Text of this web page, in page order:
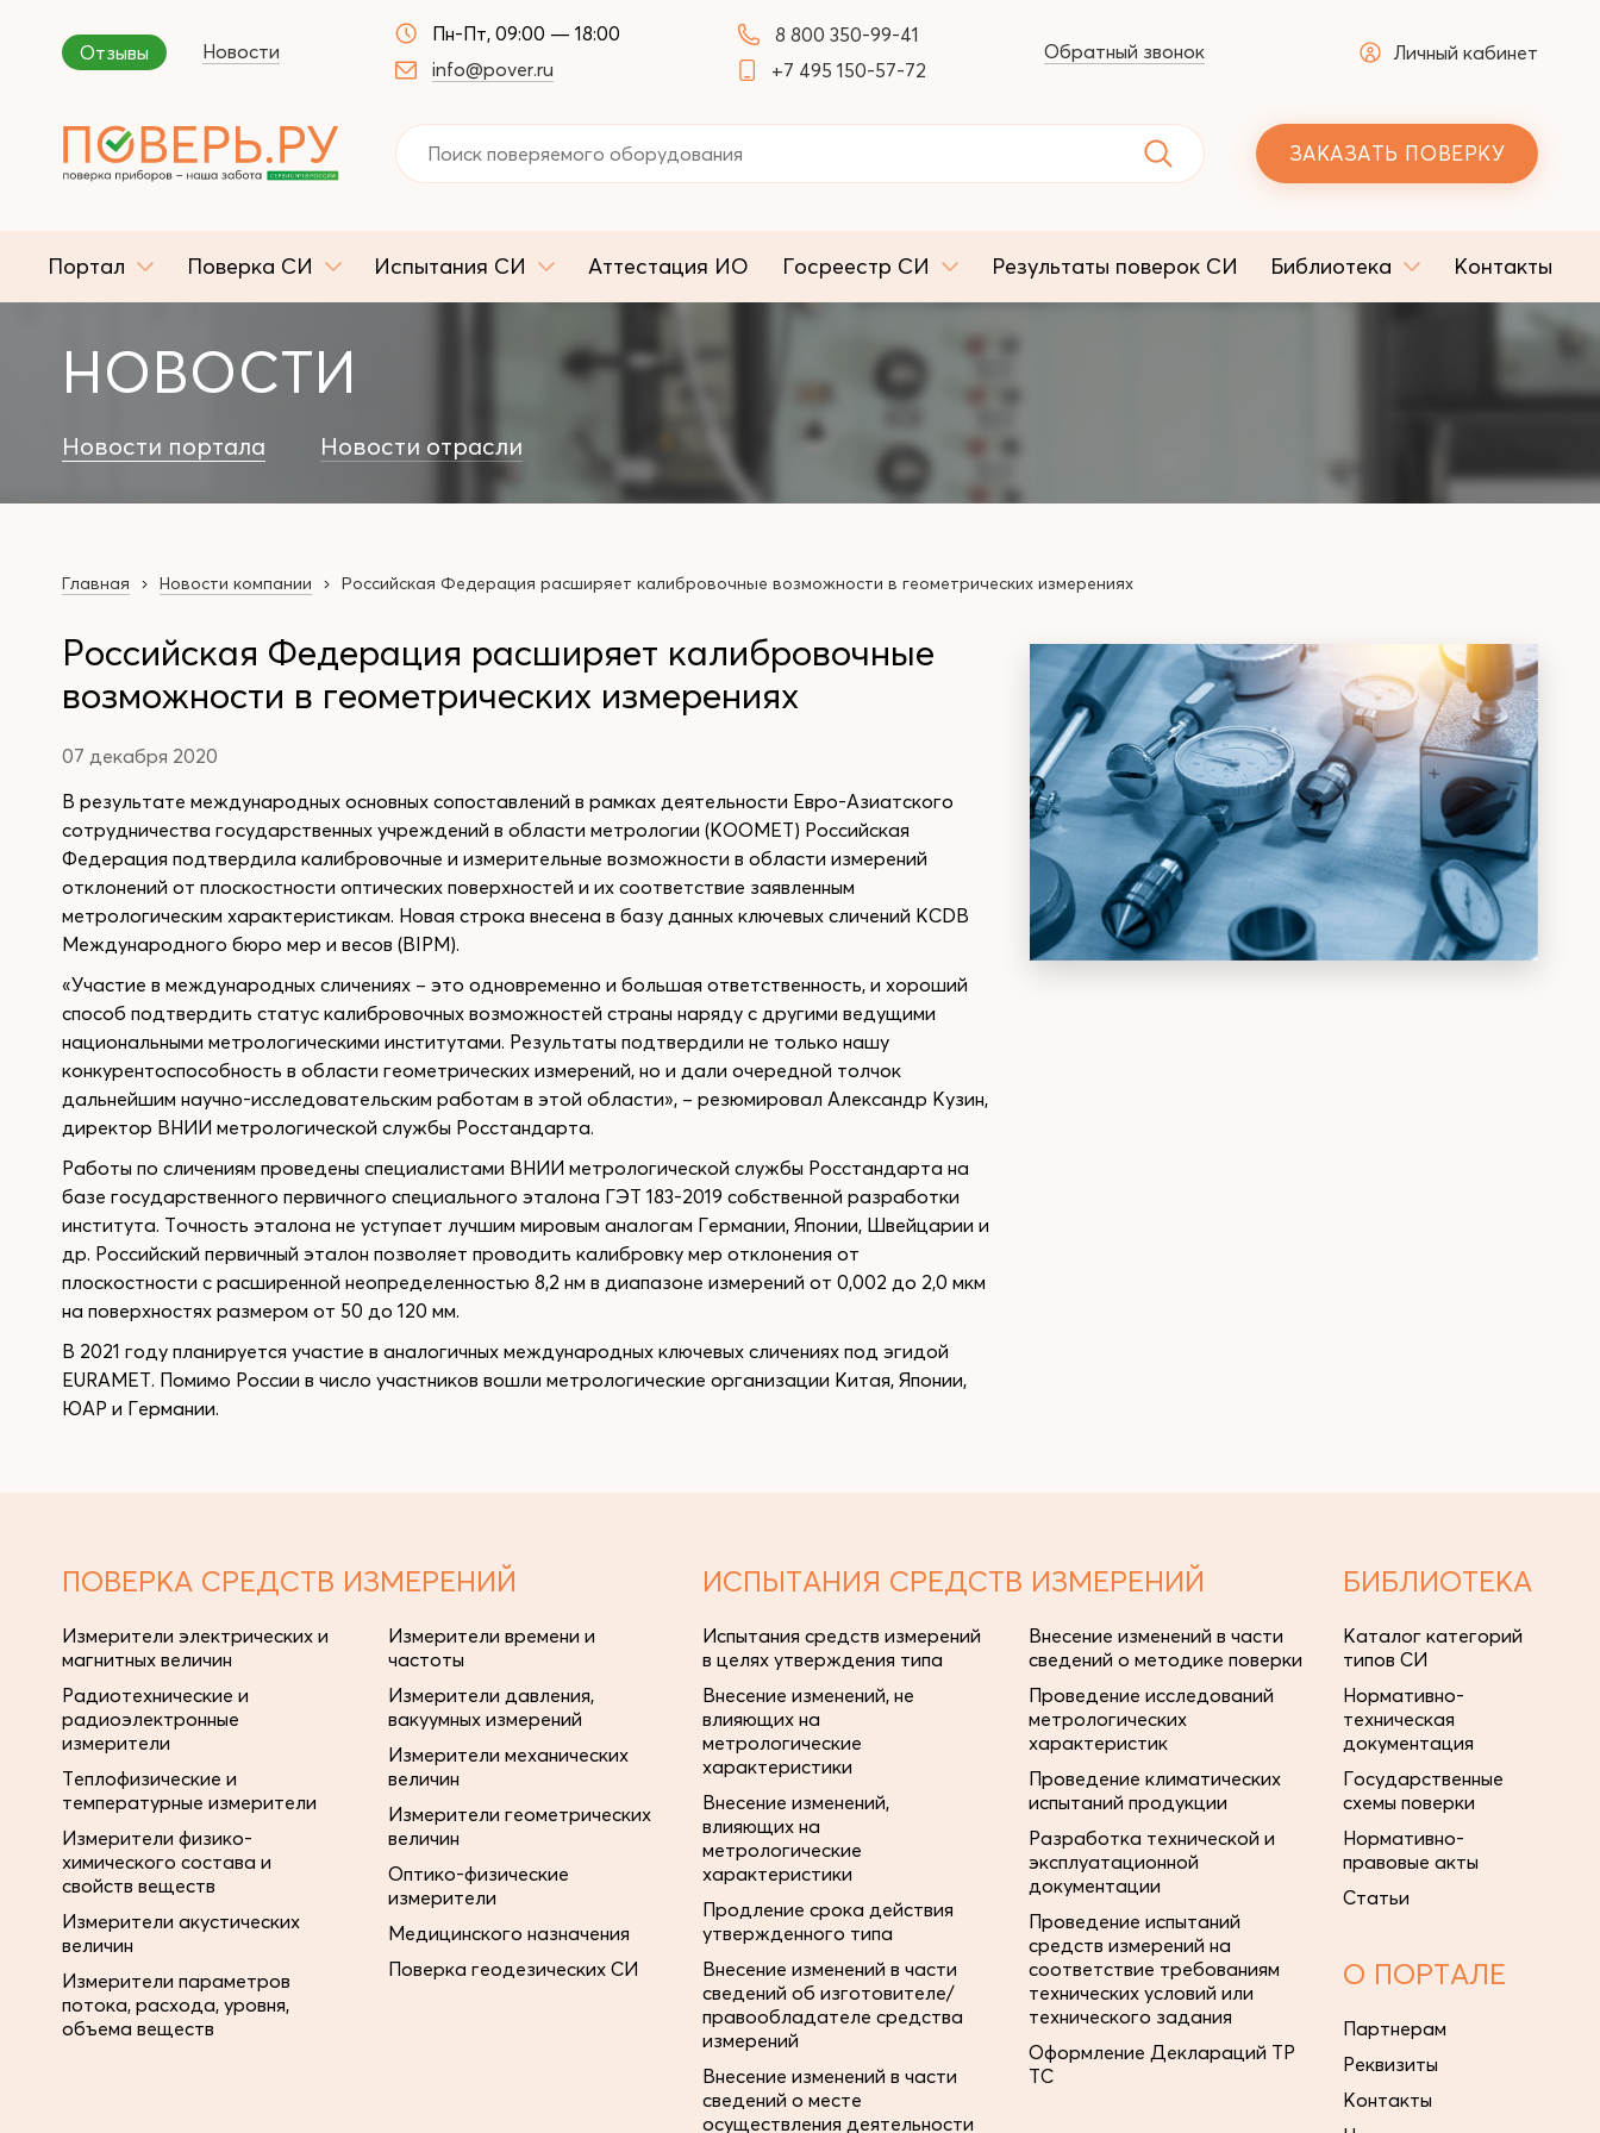
Отзывы Новости
Пн-Пт, 09:00 — 18:00
info@pover.ru
8 800 350-99-41
+7 495 150-57-72
Обратный звонок Личный кабинет
ЗАКАЗАТЬ ПОВЕРКУ
Портал Поверка СИ Испытания СИ Аттестация ИО Госреестр СИ Результаты поверок СИ Библиотека Контакты
НОВОСТИ
Новости портала Новости отрасли
Главная Новости компании Российская Федерация расширяет калибровочные возможности в геометрических измерениях
Российская Федерация расширяет калибровочные
возможности в геометрических измерениях
07 декабря 2020
В результате международных основных сопоставлений в рамках деятельности Евро-Азиатского
сотрудничества государственных учреждений в области метрологии (КООМЕТ) Российская
Федерация подтвердила калибровочные и измерительные возможности в области измерений
отклонений от плоскостности оптических поверхностей и их соответствие заявленным
метрологическим характеристикам. Новая строка внесена в базу данных ключевых сличений KCDB
Международного бюро мер и весов (BIPM).
«Участие в международных сличениях – это одновременно и большая ответственность, и хороший
способ подтвердить статус калибровочных возможностей страны наряду с другими ведущими
национальными метрологическими институтами. Результаты подтвердили не только нашу
конкурентоспособность в области геометрических измерений, но и дали очередной толчок
дальнейшим научно-исследовательским работам в этой области», – резюмировал Александр Кузин,
директор ВНИИ метрологической службы Росстандарта.
Работы по сличениям проведены специалистами ВНИИ метрологической службы Росстандарта на
базе государственного первичного специального эталона ГЭТ 183-2019 собственной разработки
института. Точность эталона не уступает лучшим мировым аналогам Германии, Японии, Швейцарии и
др. Российский первичный эталон позволяет проводить калибровку мер отклонения от
плоскостности с расширенной неопределенностью 8,2 нм в диапазоне измерений от 0,002 до 2,0 мкм
на поверхностях размером от 50 до 120 мм.
В 2021 году планируется участие в аналогичных международных ключевых сличениях под эгидой
EURAMET. Помимо России в число участников вошли метрологические организации Китая, Японии,
ЮАР и Германии.
ПОВЕРКА СРЕДСТВ ИЗМЕРЕНИЙ
Измерители электрических и
магнитных величин
Радиотехнические и
радиоэлектронные
измерители
Теплофизические и
температурные измерители
Измерители физико-
химического состава и
свойств веществ
Измерители акустических
величин
Измерители параметров
потока, расхода, уровня,
объема веществ
Измерители времени и
частоты
Измерители давления,
вакуумных измерений
Измерители механических
величин
Измерители геометрических
величин
Оптико-физические
измерители
Медицинского назначения
Поверка геодезических СИ
ИСПЫТАНИЯ СРЕДСТВ ИЗМЕРЕНИЙ
Испытания средств измерений
в целях утверждения типа
Внесение изменений, не
влияющих на
метрологические
характеристики
Внесение изменений,
влияющих на
метрологические
характеристики
Продление срока действия
утвержденного типа
Внесение изменений в части
сведений об изготовителе/
правообладателе средства
измерений
Внесение изменений в части
сведений о месте
осуществления деятельности
Внесение изменений в части
сведений о методике поверки
Проведение исследований
метрологических
характеристик
Проведение климатических
испытаний продукции
Разработка технической и
эксплуатационной
документации
Проведение испытаний
средств измерений на
соответствие требованиям
технических условий или
технического задания
Оформление Деклараций ТР
ТС
БИБЛИОТЕКА
Каталог категорий
типов СИ
Нормативно-
техническая
документация
Государственные
схемы поверки
Нормативно-
правовые акты
Статьи
О ПОРТАЛЕ
Партнерам
Реквизиты
Контакты